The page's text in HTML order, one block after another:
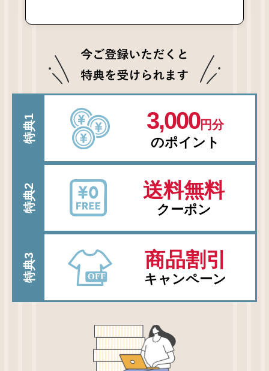
特典1 3,000円分
のポイント
特典2 送料無料
クーポン
特典3 商品割引
キャンペーン